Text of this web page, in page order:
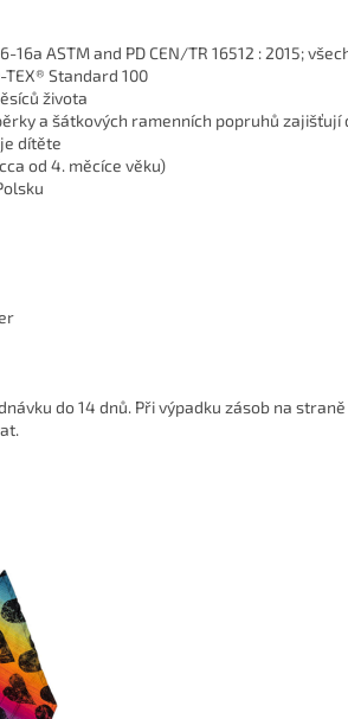
16a ASTM and PD CEN/TR 16512 : 2015;
Standard 100
života
a šátkových ramenních popruhů zajišťují
dítěte
od 4. měcíce věku)
do 14 dnů. Při výpadku zásob na